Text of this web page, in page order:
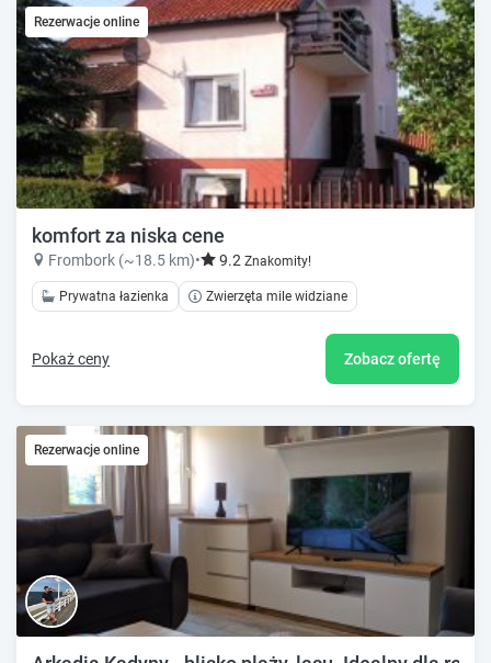
Rezerwacje online
komfort za niska cene
Frombork (~18.5 km)• 9.2 Znakomity!
Prywatna łazienka Zwierzęta mile widziane
Pokaż ceny Zobacz ofertę
Rezerwacje online